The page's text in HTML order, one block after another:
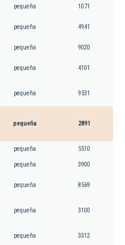
pequeña 1071
pequeña 4941
pequeña 9020
pequeña 4101
pequeña 9531
pequeña 2891
pequeña 5510
pequeña 3900
pequeña 8569
pequeña 3100
pequeña 3312